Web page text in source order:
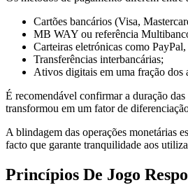
Cartões bancários (Visa,
MB WAY ou referência
Carteiras eletrónicas como
Transferências interbancárias;
Ativos digitais em uma fração dos
É recomendável confirmar a duração
transformou em um fator de
A blindagem das operações monetárias
facto que garante tranquilidade aos
Princípios De Jogo